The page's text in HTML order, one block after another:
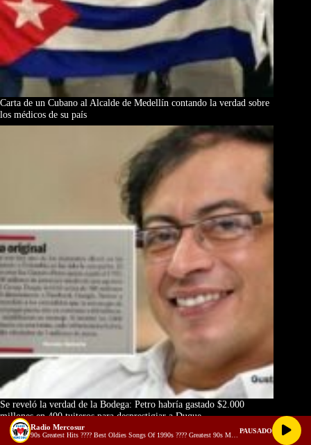
Carta de un Cubano al Alcalde de Medellín contando la verdad sobre
los médicos de su país
Se reveló la verdad de la Bodega: Petro habría gastado $2.000
millones en 400 tuiteros para desprestigiar a Duque
Radio Mercosur
90s Greatest Hits ???? Best Oldies Songs Of 1990s ???? Greatest 90s Music Hits (128 kbps)
PAUSADO